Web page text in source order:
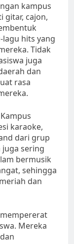
kampus
gitar, cajon,
hits yang
Tidak
juga
dan
rasa
karaoke,
dari grup
juga sering
bermusik
sehingga
dan
Mereka